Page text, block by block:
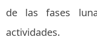
de las fases
actividades.